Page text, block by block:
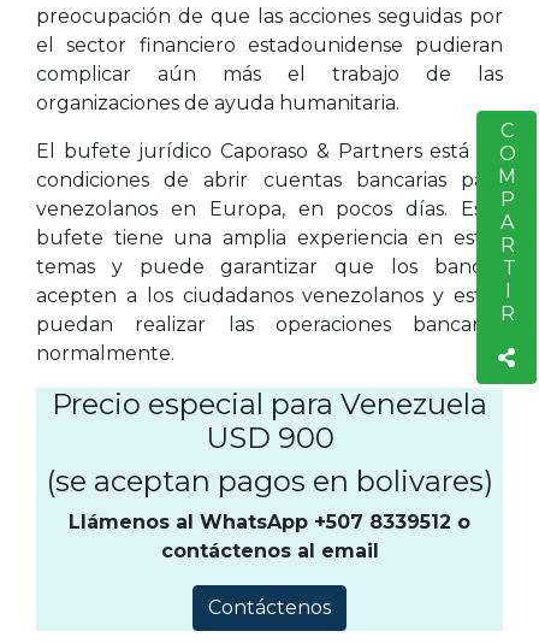
preocupación de que las acciones seguidas por
el sector financiero estadounidense pudieran
complicar aún más el trabajo de las
organizaciones de ayuda humanitaria.
El bufete jurídico Caporaso & Partners está en
condiciones de abrir cuentas bancarias para
venezolanos en Europa, en pocos días. Este
bufete tiene una amplia experiencia en estos
temas y puede garantizar que los bancos
acepten a los ciudadanos venezolanos y estos
puedan realizar las operaciones bancarias
normalmente.
Precio especial para Venezuela
USD 900
(se aceptan pagos en bolivares)
Llámenos al WhatsApp +507 8339512 o
contáctenos al email
Contáctenos
COMPARTIR